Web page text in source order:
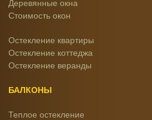
Деревянные окна
Стоимость окон
Остекление квартиры
Остекление коттеджа
Остекление веранды
БАЛКОНЫ
Теплое остекление